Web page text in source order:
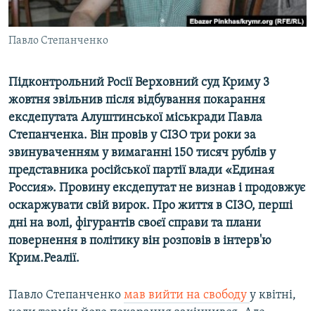
Павло Степанченко
Підконтрольний Росії Верховний суд Криму 3
жовтня звільнив після відбування покарання
ексдепутата Алуштинської міськради Павла
Степанченка. Він провів у СІЗО три роки за
звинуваченням у вимаганні 150 тисяч рублів у
представника російської партії влади «Единая
Россия». Провину ексдепутат не визнав і продовжує
оскаржувати свій вирок. Про життя в СІЗО, перші
дні на волі, фігурантів своєї справи та плани
повернення в політику він розповів в інтерв'ю
Крим.Реалії.
Павло Степанченко мав вийти на свободу у квітні,